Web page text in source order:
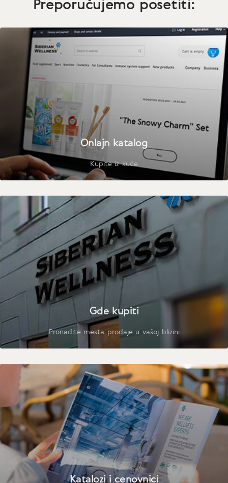
Preporučujemo posetiti:
Onlajn katalog
Kupite iz kuće
Gde kupiti
Pronađite mesta prodaje u vašoj blizini
Katalozi i cenovnici